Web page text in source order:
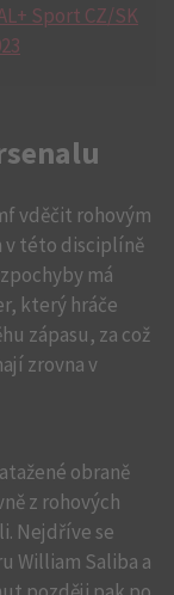
Sport CZ/SK
vděčit rohovým
v této disciplíně
má
který hráče
zápasu, za což
zrovna v
obraně
z rohových
Nejdříve se
William Saliba a